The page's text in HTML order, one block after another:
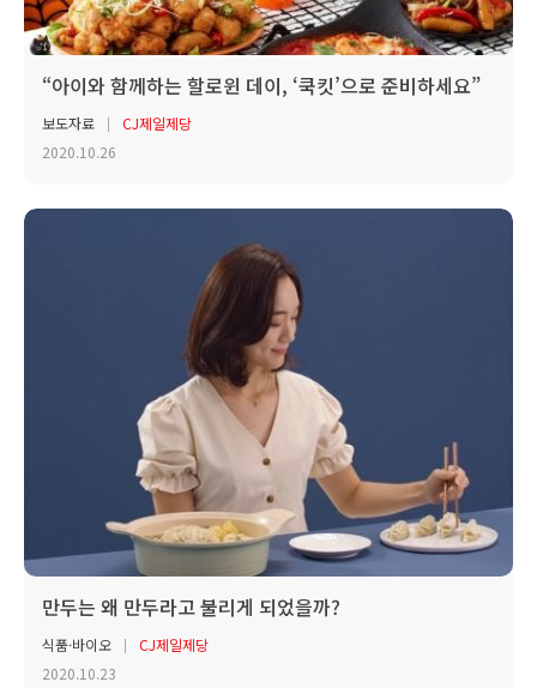
“아이와 함께하는 할로윈 데이, ‘쿡킷’으로 준비하세요”
보도자료
CJ제일제당
2020.10.26
만두는 왜 만두라고 불리게 되었을까?
식품·바이오
CJ제일제당
2020.10.23